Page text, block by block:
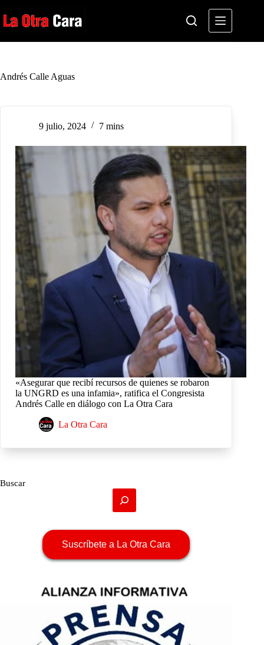
al
contenido
Andrés Calle Aguas
9 julio, 2024 7 mins
«Asegurar que recibí recursos de quienes se robaron
la UNGRD es una infamia», ratifica el Congresista
Andrés Calle en diálogo con La Otra Cara
La Otra Cara
Buscar
Suscríbete a La Otra Cara